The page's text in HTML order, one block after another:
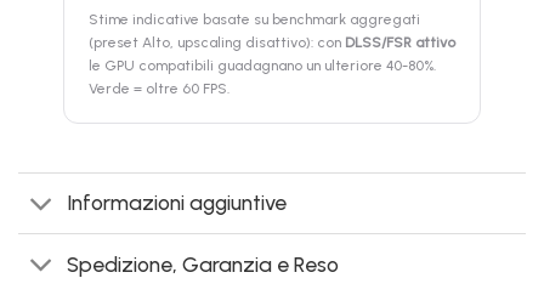
Stime indicative basate su benchmark aggregati
(preset Alto, upscaling disattivo): con DLSS/FSR attivo
le GPU compatibili guadagnano un ulteriore 40-80%.
Verde = oltre 60 FPS.
Informazioni aggiuntive
Spedizione, Garanzia e Reso